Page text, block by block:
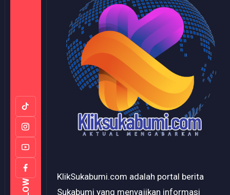
KlikSukabumi.com adalah portal berita
Sukabumi yang menyajikan informasi